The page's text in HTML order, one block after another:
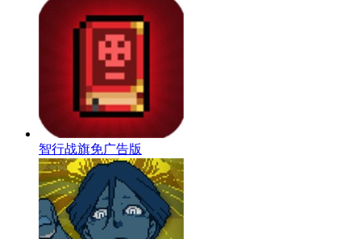
智行战旗免广告版